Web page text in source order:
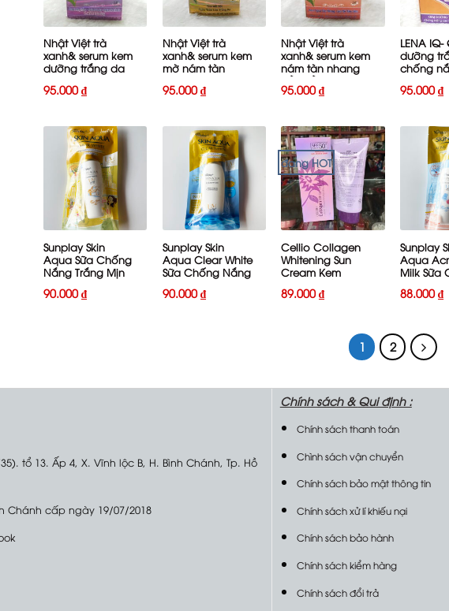
+
Nhật Việt trà
xanh& serum kem
dưỡng trắng da
95.000₫
Nhật Việt trà
xanh& serum kem
mờ nám tàn
95.000₫
Nhật Việt trà
xanh& serum kem
nám tàn nhang
đồi mồi 8g
95.000₫
+
LENA IQ-
dưỡng
chống
95.000₫
+
Sunplay Skin
Aqua Sữa Chống
Nắng Trắng Mịn
SPF50+ PA++++
90.000₫
+
Sunplay Skin
Aqua Clear White
Sữa Chống Nắng
PA++++ 25g
90.000₫
đang HOT
+
Cellio Collagen
Whitening Sun
Cream Kem
89.000₫
Sunplay
Aqua
Milk Sữa
SPF50+/
88.000₫
1 2
tổ 13. Ấp 4, X. Vĩnh lộc B, H. Bình Chánh, Tp. Hồ
Chánh cấp ngày 19/07/2018
Chính sách &Qui định :
Chính sách thanh toán
Chình sách vận chuyển
Chính sách bảo mật thông tin
Chính sách xử lí khiếu nại
Chính sách bảo hành
Chính sách kiểm hàng
Chính sách đổi trả